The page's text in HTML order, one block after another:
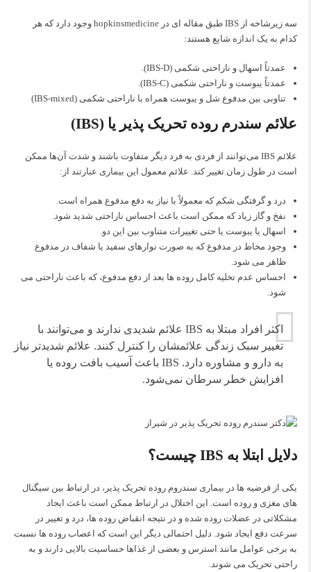
سه زیرشاخه از IBS طبق مقاله ای در hopkinsmedicine وجود دارد که هر
کدام به یک اندازه شایع هستند:
عمدتاً اسهال و ناراحتی شکمی (IBS-D).
عمدتاً یبوست و ناراحتی شکمی (IBS-C).
تناوبی بین مدفوع شل و یبوست همراه با ناراحتی شکمی (IBS-mixed)
علائم سندرم روده تحریک پذیر یا (IBS)
علائم IBS می‌توانند از فردی به فرد دیگر متفاوت باشند و شدت آن‌ها ممکن
است در طول زمان تغییر کند. علائم معمول این بیماری عبارتند از:
درد و گرفتگی شکم که معمولاً با نیاز به دفع مدفوع همراه است.
نفخ و گاز زیاد که ممکن است باعث احساس ناراحتی شدید شود.
اسهال یا یبوست یا حتی تغییرات متناوب بین این دو.
وجود مخاط در مدفوع که به‌ صورت نوارهای سفید یا شفاف در مدفوع
ظاهر می‌ شود.
احساس عدم تخلیه کامل روده‌ ها بعد از دفع مدفوع، که باعث ناراحتی می‌
شود.
اکثر افراد مبتلا به IBS علائم شدیدی ندارند و می‌توانند با
تغییر سبک زندگی علائمشان را کنترل کنند. علائم شدیدتر نیاز
به دارو و مشاوره دارد. IBS باعث آسیب بافت روده یا
افزایش خطر سرطان نمی‌شود.
دلایل ابتلا به IBS چیست؟
یکی از فرضیه ها در بیماری سندروم روده تحریک پذیر، در ارتباط بین سیگنال
های مغزی و روده است. این اختلال در ارتباط ممکن است باعث ایجاد
مشکلاتی در عضلات روده شده و در نتیجه انقباض روده ها، درد و تغییر در
سرعت دفع ایجاد شود. دلیل احتمالی دیگر این است که اعصاب روده ها نسبت
به برخی عوامل مانند استرس و بعضی از غذاها حساسیت بالایی دارند و به
راحتی تحریک می شوند.